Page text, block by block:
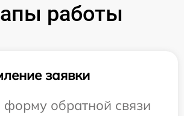
работы
заявки
форму обратной связи